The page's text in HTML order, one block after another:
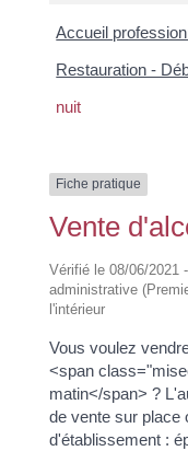
Accueil
Restauration -
nuit
Fiche pratique
Vente
Vérifié le 08/06/2021
administrative
l'intérieur
Vous voulez
<span
matin</span> ?
de vente sur place
d'établissement :